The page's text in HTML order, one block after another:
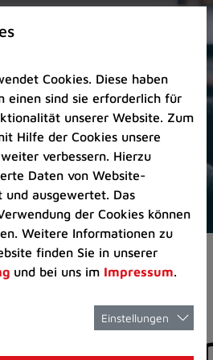
Pressemitteilungen
Cookies. Diese haben
einen sind sie erforderlich für
unserer Website. Zum
Hilfe der Cookies unsere
verbessern. Hierzu
Daten von Website-
und ausgewertet. Das
der Cookies können
Weitere Informationen zu
finden Sie in unserer
und bei uns im Impressum.
Einstellungen